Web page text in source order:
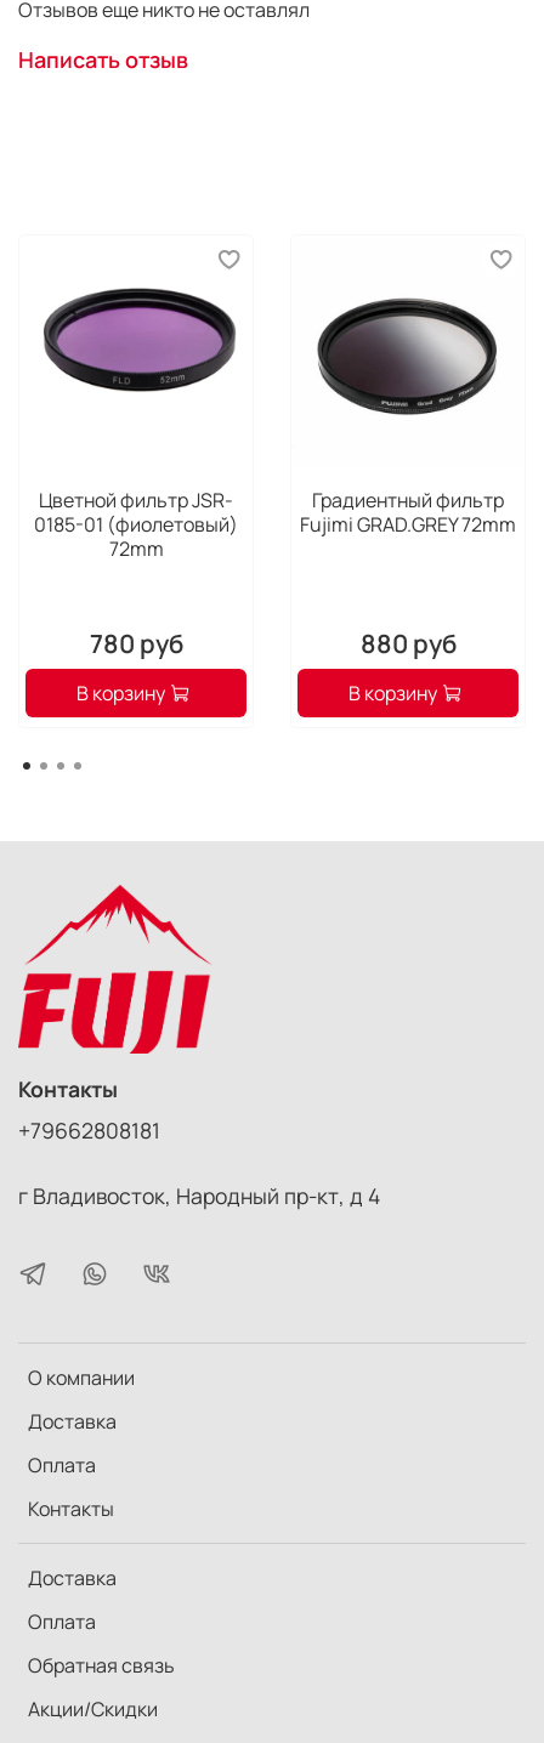
Отзывов еще никто не оставлял
Написать отзыв
Цветной фильтр JSR-
0185-01 (фиолетовый)
72mm
780 руб
В корзину
Градиентный фильтр
Fujimi GRAD.GREY 72mm
880 руб
В корзину
О компании
Доставка
Оплата
Контакты
Доставка
Оплата
Обратная связь
Акции/Скидки
Контакты
+79662808181
г Владивосток, Народный пр-кт, д 4